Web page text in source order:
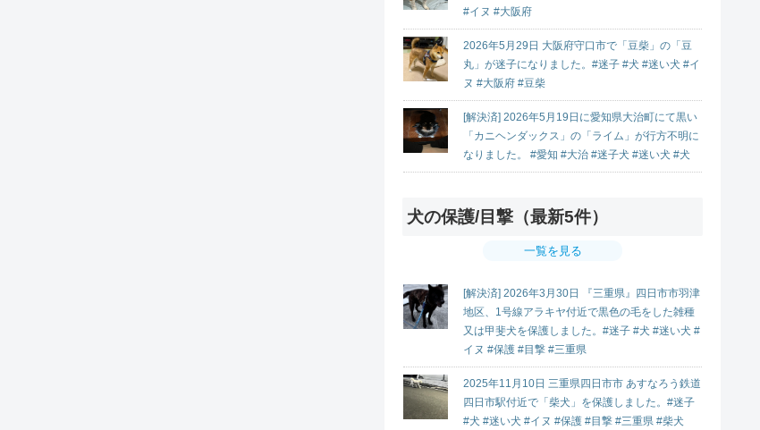
#イヌ #大阪府
2026年5月29日 大阪府守口市で「豆柴」の「豆
丸」が迷子になりました。#迷子 #犬 #迷い犬 #イ
ヌ #大阪府 #豆柴
[解決済] 2026年5月19日に愛知県大治町にて黒い
「カニヘンダックス」の「ライム」が行方不明に
なりました。 #愛知 #大治 #迷子犬 #迷い犬 #犬
犬の保護/目撃（最新5件）
一覧を見る
[解決済] 2026年3月30日 『三重県』四日市市羽津
地区、1号線アラキヤ付近で黒色の毛をした雑種
又は甲斐犬を保護しました。#迷子 #犬 #迷い犬 #
イヌ #保護 #目撃 #三重県
2025年11月10日 三重県四日市市 あすなろう鉄道
四日市駅付近で「柴犬」を保護しました。#迷子
#犬 #迷い犬 #イヌ #保護 #目撃 #三重県 #柴犬